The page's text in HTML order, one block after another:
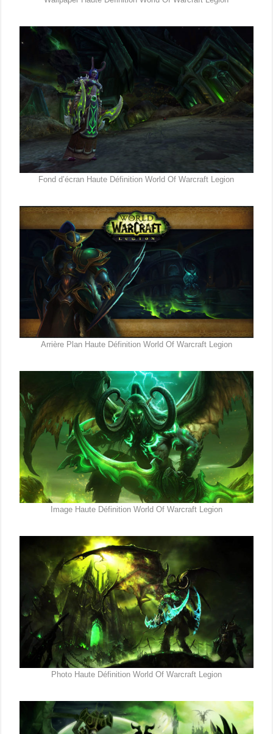
Fond d’écran Haute Définition World Of Warcraft Legion
Arrière Plan Haute Définition World Of Warcraft Legion
Image Haute Définition World Of Warcraft Legion
Photo Haute Définition World Of Warcraft Legion